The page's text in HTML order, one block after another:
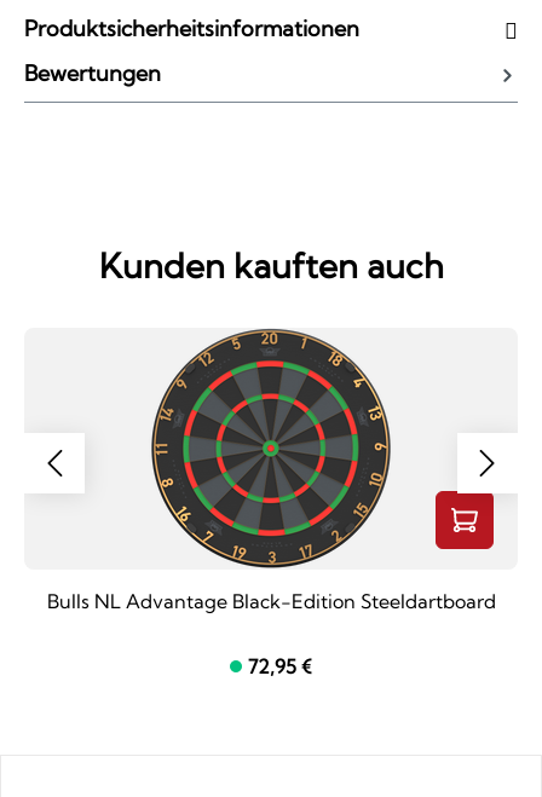
Produktsicherheitsinformationen
Bewertungen
Kunden kauften auch
Bulls NL Advantage Black-Edition Steeldartboard
72,95 €